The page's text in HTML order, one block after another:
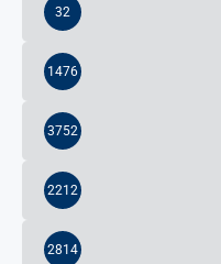
32
1476
3752
2212
2814